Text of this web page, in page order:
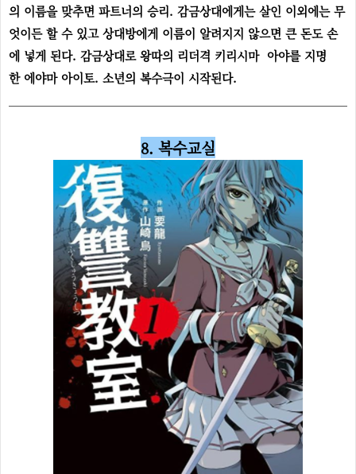
의 이름을 맞추면 파트너의 승리. 감금상대에게는 살인 이외에는 무
엇이든 할 수 있고 상대방에게 이름이 알려지지 않으면 큰 돈도 손
에 넣게 된다. 감금상대로 왕따의 리더격 키리시마 아야를 지명
한 에야마 아이토. 소년의 복수극이 시작된다.
8. 복수교실